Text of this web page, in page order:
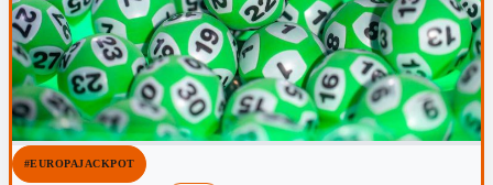
#EUROPAJACKPOT